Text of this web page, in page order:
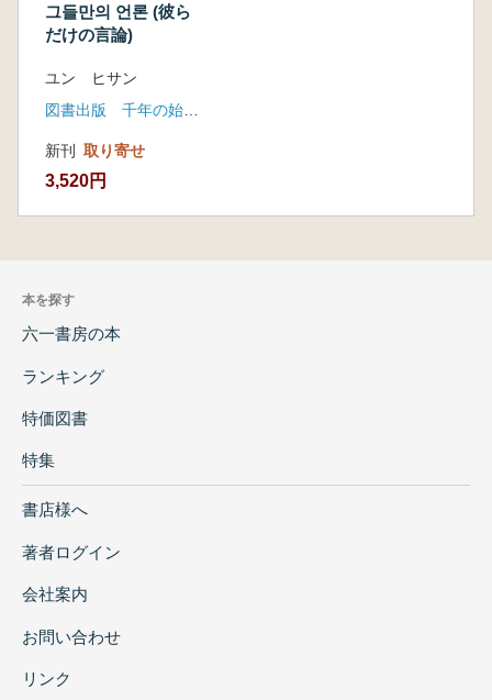
─── 105
점령당국이 우파신문 창간 기념일을 기념하다
110
할당된 인쇄용지 처분을 둘러싼 스캔들 ───
114
122
조선정보·극동신보·신생활 신문·어린이 신문과
검열과 중도 성향의 재일한국인 신문 잡지 ───
140
좌우 갈등 없는 통일 조국에 대한 열망 ─── 145
작은 맺음말 ─── 148
시보
─── 153
여맹시보 발굴의 의미 ─── 157
그들만의 언론 (彼ら
だけの言論)
ユン ヒサン
新刊 取り寄せ
3,520円
本を探す
六一書房の本
ランキング
特価図書
特集
書店様へ
著者ログイン
会社案内
お問い合わせ
リンク